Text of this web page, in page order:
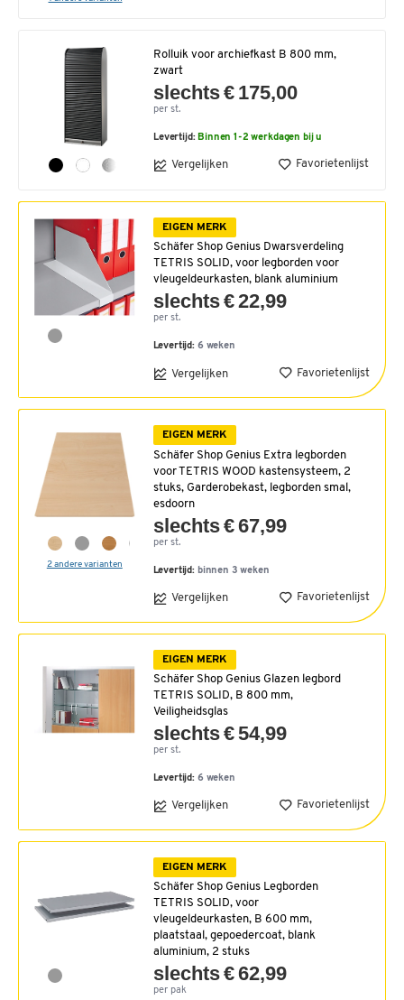
Rolluik voor archiefkast B 800 mm,
zwart
slechts € 175,00
per st.
Levertijd: Binnen 1-2 werkdagen bij u
Vergelijken Favorietenlijst
EIGEN MERK
Schäfer Shop Genius Dwarsverdeling
TETRIS SOLID, voor legborden voor
vleugeldeurkasten, blank aluminium
slechts € 22,99
per st.
Levertijd: 6 weken
Vergelijken Favorietenlijst
2 andere varianten
EIGEN MERK
Schäfer Shop Genius Extra legborden
voor TETRIS WOOD kastensysteem, 2
stuks, Garderobekast, legborden smal,
esdoorn
slechts € 67,99
per st.
Levertijd: binnen 3 weken
Vergelijken Favorietenlijst
EIGEN MERK
Schäfer Shop Genius Glazen legbord
TETRIS SOLID, B 800 mm,
Veiligheidsglas
slechts € 54,99
per st.
Levertijd: 6 weken
Vergelijken Favorietenlijst
EIGEN MERK
Schäfer Shop Genius Legborden
TETRIS SOLID, voor
vleugeldeurkasten, B 600 mm,
plaatstaal, gepoedercoat, blank
aluminium, 2 stuks
slechts € 62,99
per pak